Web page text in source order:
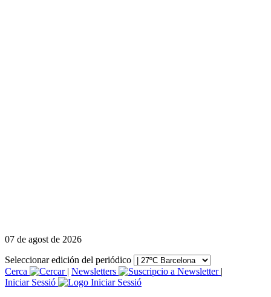
07 de agost de 2026
Seleccionar edición del periódico
Cerca
| Newsletters
|
Iniciar Sessió